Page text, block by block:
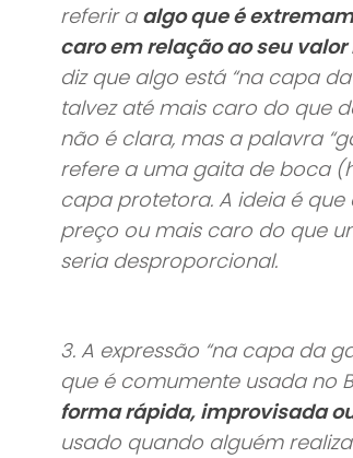
referir a algo que é
caro em relação ao seu valor
diz que algo está “na capa
talvez até mais caro do que
não é clara, mas a palavra
refere a uma gaita de boca
capa protetora. A ideia é
preço ou mais caro do que
seria desproporcional.
3. A expressão “na capa da
que é comumente usada no
forma rápida, improvisada
usado quando alguém